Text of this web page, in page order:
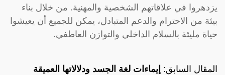
يزدهروا في علاقاتهم الشخصية والمهنية. من خلال بناء
بيئة من الاحترام والدعم المتبادل، يمكن للجميع أن يعيشوا
حياة مليئة بالسلام الداخلي والتوازن العاطفي.
المقال السابق: إيماءات لغة الجسد ودلالاتها العميقة